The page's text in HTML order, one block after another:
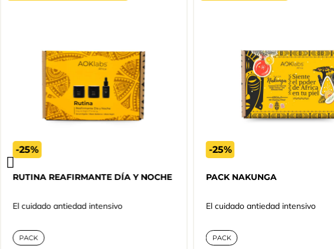
-25%
RUTINA REAFIRMANTE DÍA Y NOCHE
El cuidado antiedad intensivo
PACK
-25%
PACK NAKUNGA
El cuidado antiedad intensivo
PACK